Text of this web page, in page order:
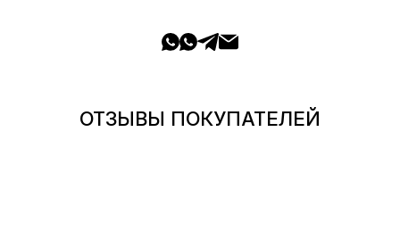
ОТЗЫВЫ ПОКУПАТЕЛЕЙ